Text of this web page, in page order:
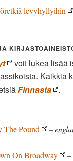
levyhyllyihin
voit lukea lisää
Kaikkia
Finnasta .
The Pound
–
On Broadway
–